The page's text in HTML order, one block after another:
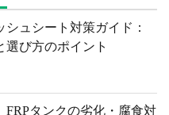
シュシート対策ガイド：
選び方のポイント
FRPタンクの劣化・腐食対